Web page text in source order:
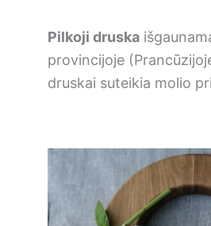
Pilkoji druska
provincijoje
druskai suteikia molio